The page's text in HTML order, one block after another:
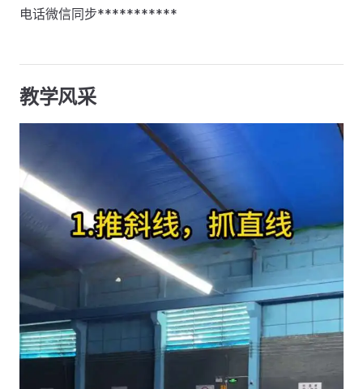
电话微信同步***********
教学风采